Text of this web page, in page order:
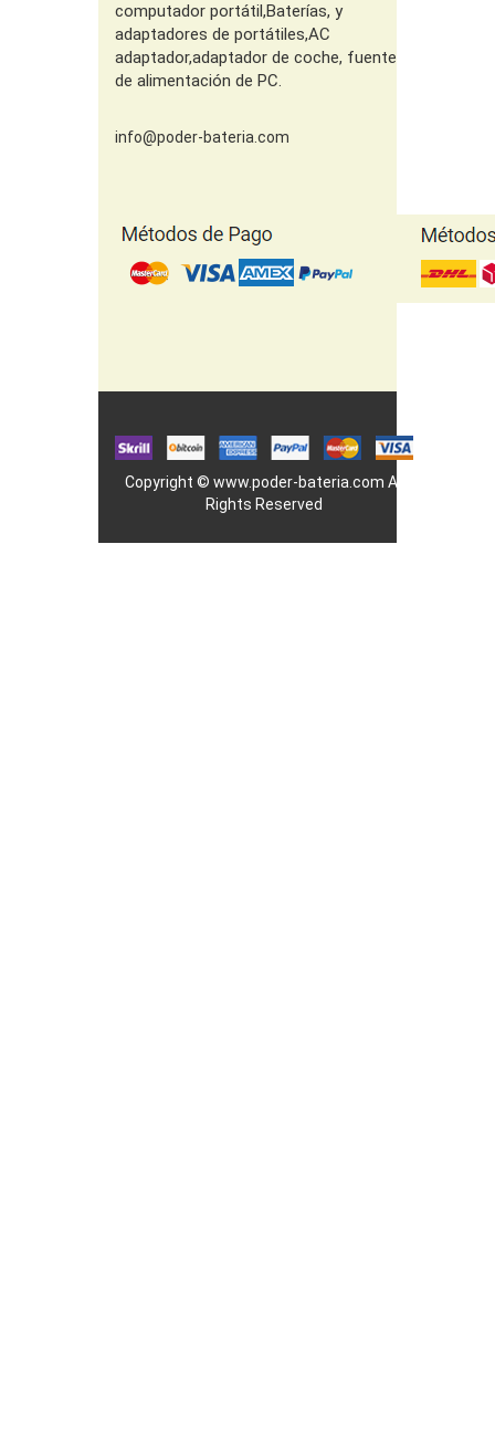
computador portátil,Baterías, y
adaptadores de portátiles,AC
adaptador,adaptador de coche, fuente
de alimentación de PC.
info@poder-bateria.com
Copyright © www.poder-bateria.com All
Rights Reserved